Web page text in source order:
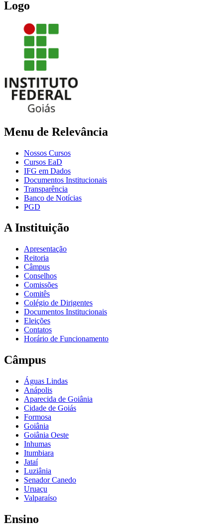
Logo
Menu de Relevância
Nossos Cursos
Cursos EaD
IFG em Dados
Documentos Institucionais
Transparência
Banco de Notícias
PGD
A Instituição
Apresentação
Reitoria
Câmpus
Conselhos
Comissões
Comitês
Colégio de Dirigentes
Documentos Institucionais
Eleições
Contatos
Horário de Funcionamento
Câmpus
Águas Lindas
Anápolis
Aparecida de Goiânia
Cidade de Goiás
Formosa
Goiânia
Goiânia Oeste
Inhumas
Itumbiara
Jataí
Luziânia
Senador Canedo
Uruaçu
Valparaíso
Ensino